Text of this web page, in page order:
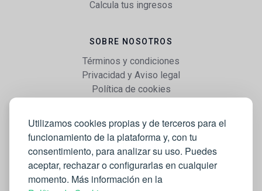
Utilizamos cookies propias y de terceros para el
funcionamiento de la plataforma y, con tu
consentimiento, para analizar su uso. Puedes
aceptar, rechazar o configurarlas en cualquier
momento. Más información en la
Calcula tus ingresos
SOBRE NOSOTROS
Términos y condiciones
Privacidad y Aviso legal
Política de cookies
WEB
Vender libros
Mi cuenta
Comprar libros